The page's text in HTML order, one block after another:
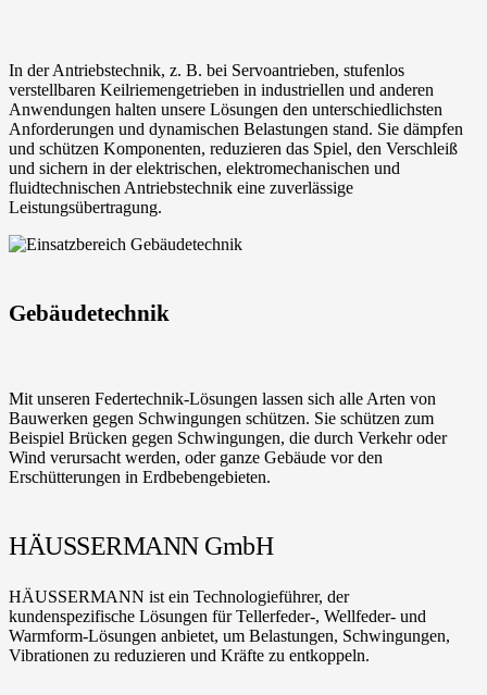
In der Antriebstechnik, z. B. bei Servoantrieben, stufenlos
verstellbaren Keilriemengetrieben in industriellen und anderen
Anwendungen halten unsere Lösungen den unterschiedlichsten
Anforderungen und dynamischen Belastungen stand. Sie dämpfen
und schützen Komponenten, reduzieren das Spiel, den Verschleiß
und sichern in der elektrischen, elektromechanischen und
fluidtechnischen Antriebstechnik eine zuverlässige
Leistungsübertragung.
Gebäudetechnik
Mit unseren Federtechnik-Lösungen lassen sich alle Arten von
Bauwerken gegen Schwingungen schützen. Sie schützen zum
Beispiel Brücken gegen Schwingungen, die durch Verkehr oder
Wind verursacht werden, oder ganze Gebäude vor den
Erschütterungen in Erdbebengebieten.
HÄUSSERMANN GmbH
HÄUSSERMANN ist ein Technologieführer, der
kundenspezifische Lösungen für Tellerfeder-, Wellfeder- und
Warmform-Lösungen anbietet, um Belastungen, Schwingungen,
Vibrationen zu reduzieren und Kräfte zu entkoppeln.